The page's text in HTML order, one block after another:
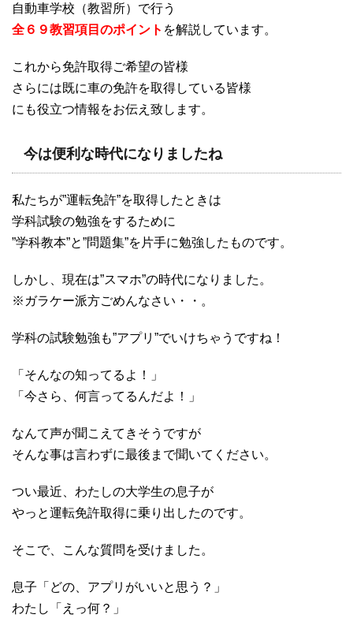
自動車学校（教習所）で行う
全６９教習項目のポイント を解説しています。
これから免許取得ご希望の皆様
さらには既に車の免許を取得している皆様
にも役立つ情報をお伝え致します。
今は便利な時代になりましたね
私たちが”運転免許”を取得したときは
学科試験の勉強をするために
”学科教本”と”問題集”を片手に勉強したものです。
しかし、現在は”スマホ”の時代になりました。
※ガラケー派方ごめんなさい・・。
学科の試験勉強も”アプリ”でいけちゃうですね！
「そんなの知ってるよ！」
「今さら、何言ってるんだよ！」
なんて声が聞こえてきそうですが
そんな事は言わずに最後まで聞いてください。
つい最近、わたしの大学生の息子が
やっと運転免許取得に乗り出したのです。
そこで、こんな質問を受けました。
息子「どの、アプリがいいと思う？」
わたし「えっ何？」